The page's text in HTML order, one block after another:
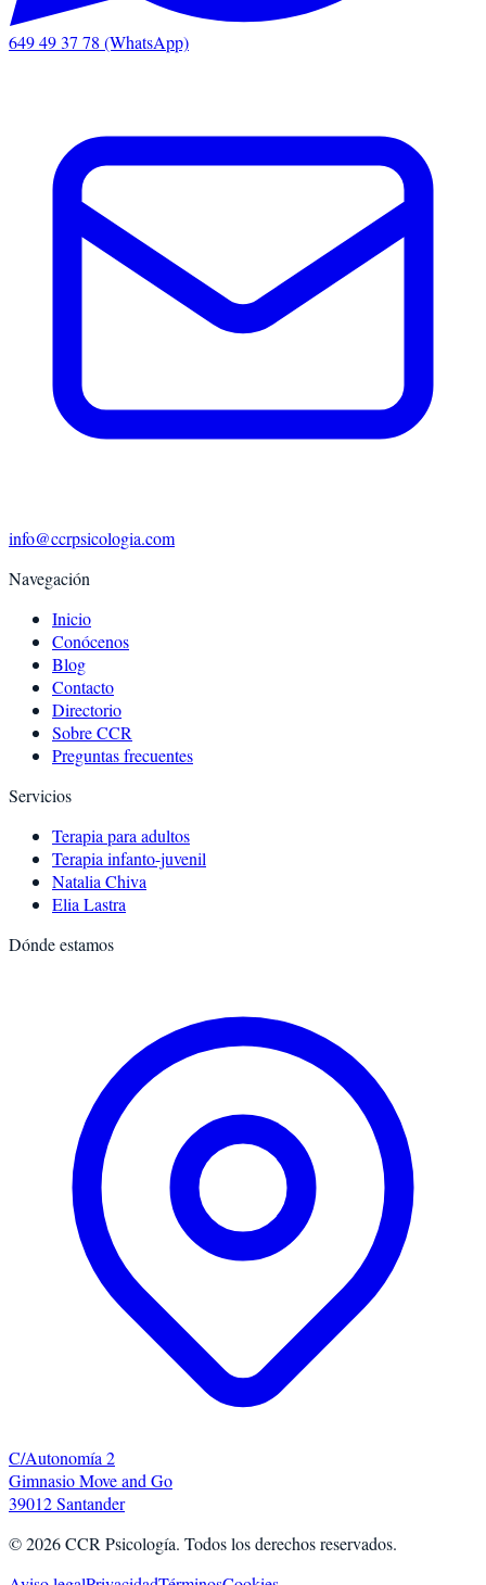
649 49 37 78 (WhatsApp)
info@ccrpsicologia.com
Navegación
Inicio
Conócenos
Blog
Contacto
Directorio
Sobre CCR
Preguntas frecuentes
Servicios
Terapia para adultos
Terapia infanto-juvenil
Natalia Chiva
Elia Lastra
Dónde estamos
C/Autonomía 2
Gimnasio Move and Go
39012 Santander
©2026CCR Psicología. Todos los derechos reservados.